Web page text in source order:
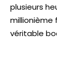
plusieurs
millionième
véritable